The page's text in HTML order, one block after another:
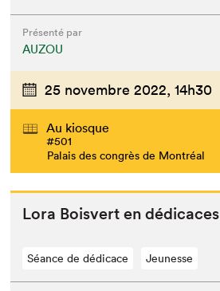
Présenté par
AUZOU
25 novembre 2022, 14h30
Au kiosque
#501
Palais des congrès de Montréal
Lora Boisvert en dédicaces
Séance de dédicace Jeunesse